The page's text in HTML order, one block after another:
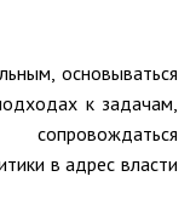
основываться
к задачам,
в адрес власти